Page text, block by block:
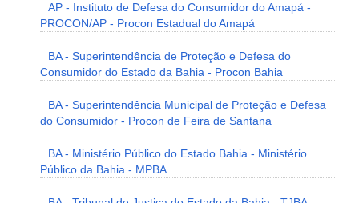
AP - Instituto de Defesa do Consumidor do Amapá -
PROCON/AP - Procon Estadual do Amapá
BA - Superintendência de Proteção e Defesa do
Consumidor do Estado da Bahia - Procon Bahia
BA - Superintendência Municipal de Proteção e Defesa
do Consumidor - Procon de Feira de Santana
BA - Ministério Público do Estado Bahia - Ministério
Público da Bahia - MPBA